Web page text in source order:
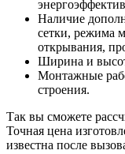
Наличие
сетки, режима
открывания,
Ширина и
Монтажные
строения.
Так вы сможете
Точная цена
известна после